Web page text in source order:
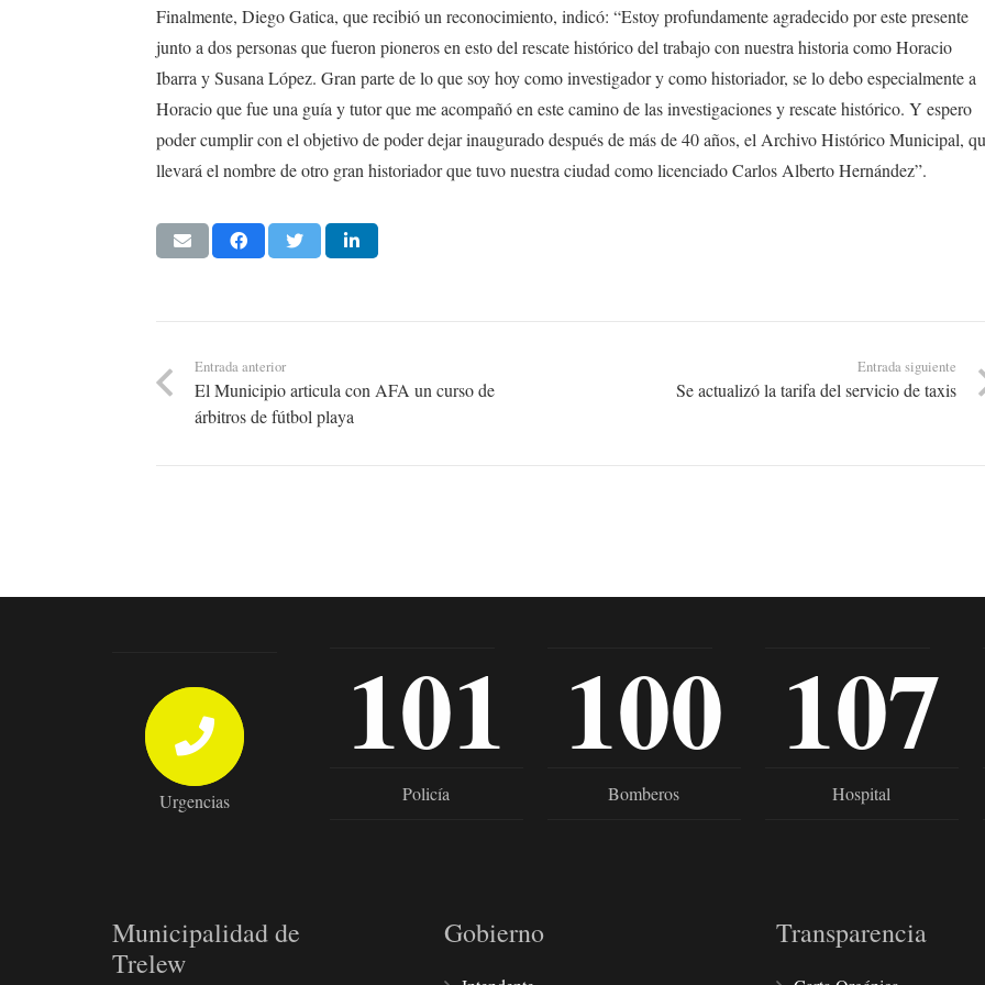
Finalmente, Diego Gatica, que recibió un reconocimiento, indicó: “Estoy profundamente agradecido por este presente
junto a dos personas que fueron pioneros en esto del rescate histórico del trabajo con nuestra historia como Horacio
Ibarra y Susana López. Gran parte de lo que soy hoy como investigador y como historiador, se lo debo especialmente a
Horacio que fue una guía y tutor que me acompañó en este camino de las investigaciones y rescate histórico. Y espero
poder cumplir con el objetivo de poder dejar inaugurado después de más de 40 años, el Archivo Histórico Municipal,
llevará el nombre de otro gran historiador que tuvo nuestra ciudad como licenciado Carlos Alberto Hernández”.
Entrada anterior
El Municipio articula con AFA un curso de
árbitros de fútbol playa
Entrada siguiente
Se actualizó la tarifa del servicio de taxis
Urgencias
101
Policía
100
Bomberos
107
Hospital
Municipalidad de
Trelew
Gobierno Transparencia